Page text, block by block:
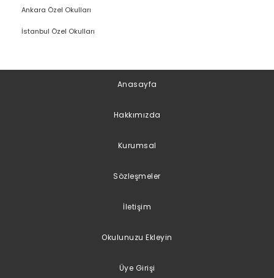
Ankara Özel Okulları
İstanbul Özel Okulları
Anasayfa
Hakkımızda
Kurumsal
Sözleşmeler
İletişim
Okulunuzu Ekleyin
Üye Girişi